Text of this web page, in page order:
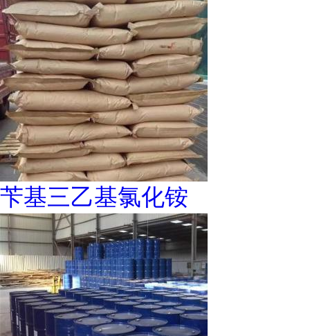
苄基三乙基氯化铵